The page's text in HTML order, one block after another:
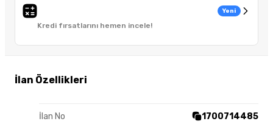
Kredi fırsatlarını hemen incele!
Yeni
İlan Özellikleri
İlan No 1700714485